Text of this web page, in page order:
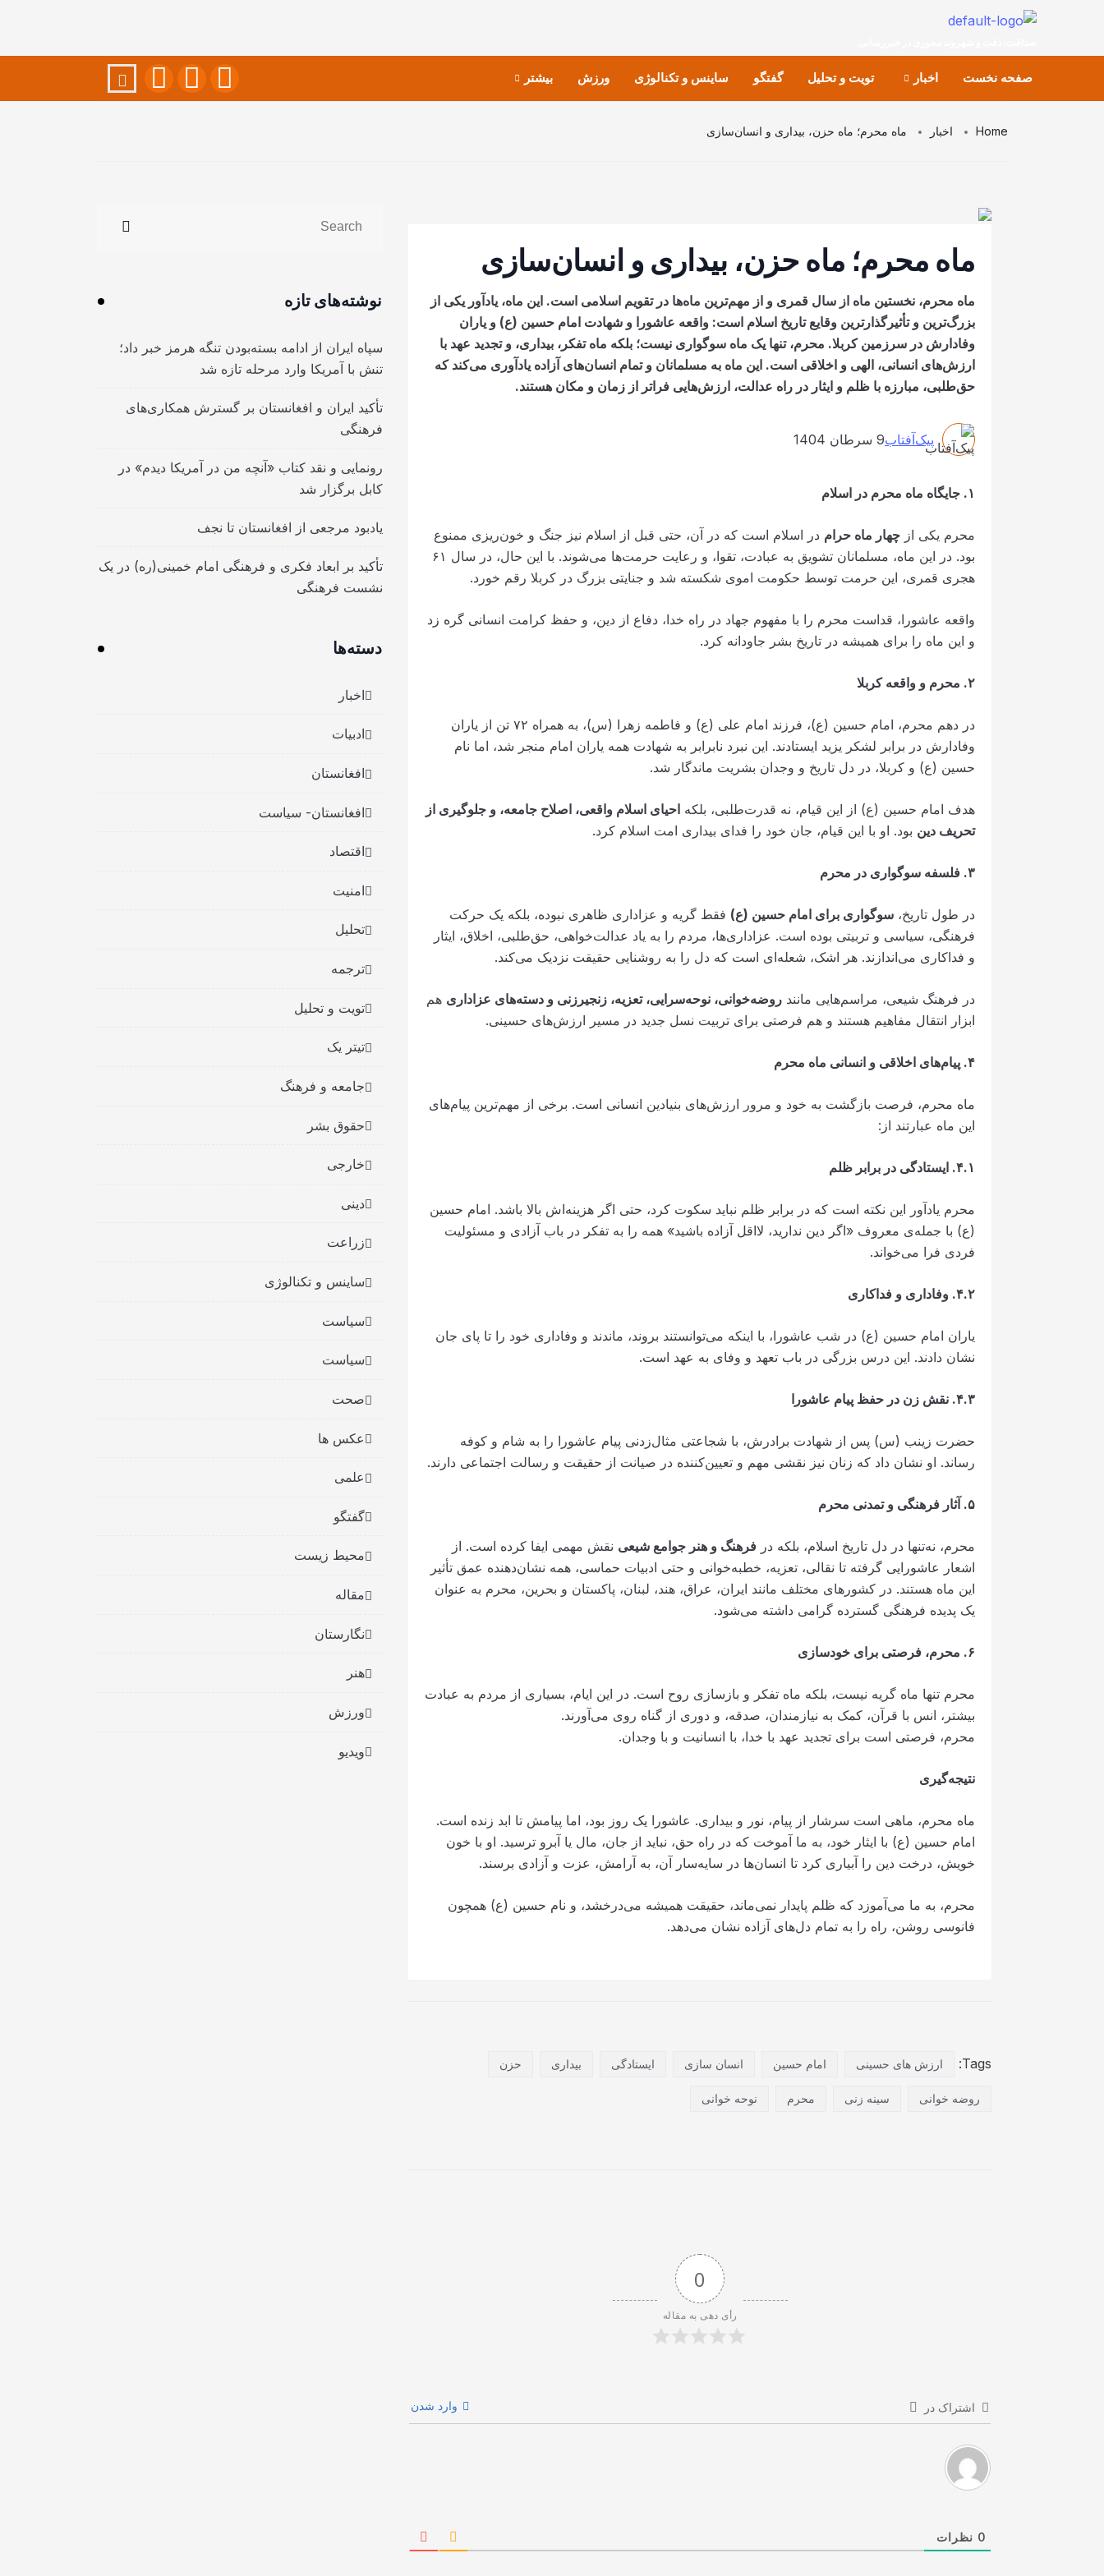
صفحه نخست اخبار تویت و تحلیل گفتگو ساینس و تکنالوژی ورزش بیشتر
Home اخبار ماه محرم؛ ماه حزن، بیداری و انسان‌سازی
ماه محرم؛ ماه حزن، بیداری و انسان‌سازی
ماه محرم، نخستین ماه از سال قمری و از مهم‌ترین ماه‌ها در تقویم اسلامی است. این ماه، یادآور یکی از
بزرگ‌ترین و تأثیرگذارترین وقایع تاریخ اسلام است: واقعه عاشورا و شهادت امام حسین (ع) و یاران
وفادارش در سرزمین کربلا. محرم، تنها یک ماه سوگواری نیست؛ بلکه ماه تفکر، بیداری، و تجدید عهد با
ارزش‌های انسانی، الهی و اخلاقی است. این ماه به مسلمانان و تمام انسان‌های آزاده یادآوری می‌کند که
حق‌طلبی، مبارزه با ظلم و ایثار در راه عدالت، ارزش‌هایی فراتر از زمان و مکان هستند.
پیک‌آفتاب9 سرطان 1404
۱. جایگاه ماه محرم در اسلام
محرم یکی از چهار ماه حرام در اسلام است که در آن، حتی قبل از اسلام نیز جنگ و خون‌ریزی ممنوع
بود. در این ماه، مسلمانان تشویق به عبادت، تقوا، و رعایت حرمت‌ها می‌شوند. با این حال، در سال ۶۱
هجری قمری، این حرمت توسط حکومت اموی شکسته شد و جنایتی بزرگ در کربلا رقم خورد.
واقعه عاشورا، قداست محرم را با مفهوم جهاد در راه خدا، دفاع از دین، و حفظ کرامت انسانی گره زد
و این ماه را برای همیشه در تاریخ بشر جاودانه کرد.
۲. محرم و واقعه کربلا
در دهم محرم، امام حسین (ع)، فرزند امام علی (ع) و فاطمه زهرا (س)، به همراه ۷۲ تن از یاران
وفادارش در برابر لشکر یزید ایستادند. این نبرد نابرابر به شهادت همه یاران امام منجر شد، اما نام
حسین (ع) و کربلا، در دل تاریخ و وجدان بشریت ماندگار شد.
هدف امام حسین (ع) از این قیام، نه قدرت‌طلبی، بلکه احیای اسلام واقعی، اصلاح جامعه، و جلوگیری از
تحریف دین بود. او با این قیام، جان خود را فدای بیداری امت اسلام کرد.
۳. فلسفه سوگواری در محرم
در طول تاریخ، سوگواری برای امام حسین (ع) فقط گریه و عزاداری ظاهری نبوده، بلکه یک حرکت
فرهنگی، سیاسی و تربیتی بوده است. عزاداری‌ها، مردم را به یاد عدالت‌خواهی، حق‌طلبی، اخلاق، ایثار
و فداکاری می‌اندازند. هر اشک، شعله‌ای است که دل را به روشنایی حقیقت نزدیک می‌کند.
در فرهنگ شیعی، مراسم‌هایی مانند روضه‌خوانی، نوحه‌سرایی، تعزیه، زنجیرزنی و دسته‌های عزاداری هم
ابزار انتقال مفاهیم هستند و هم فرصتی برای تربیت نسل جدید در مسیر ارزش‌های حسینی.
۴. پیام‌های اخلاقی و انسانی ماه محرم
ماه محرم، فرصت بازگشت به خود و مرور ارزش‌های بنیادین انسانی است. برخی از مهم‌ترین پیام‌های
این ماه عبارتند از:
۴.۱. ایستادگی در برابر ظلم
محرم یادآور این نکته است که در برابر ظلم نباید سکوت کرد، حتی اگر هزینه‌اش بالا باشد. امام حسین
(ع) با جمله‌ی معروف «اگر دین ندارید، لااقل آزاده باشید» همه را به تفکر در باب آزادی و مسئولیت
فردی فرا می‌خواند.
۴.۲. وفاداری و فداکاری
یاران امام حسین (ع) در شب عاشورا، با اینکه می‌توانستند بروند، ماندند و وفاداری خود را تا پای جان
نشان دادند. این درس بزرگی در باب تعهد و وفای به عهد است.
۴.۳. نقش زن در حفظ پیام عاشورا
حضرت زینب (س) پس از شهادت برادرش، با شجاعتی مثال‌زدنی پیام عاشورا را به شام و کوفه
رساند. او نشان داد که زنان نیز نقشی مهم و تعیین‌کننده در صیانت از حقیقت و رسالت اجتماعی دارند.
۵. آثار فرهنگی و تمدنی محرم
محرم، نه‌تنها در دل تاریخ اسلام، بلکه در فرهنگ و هنر جوامع شیعی نقش مهمی ایفا کرده است. از
اشعار عاشورایی گرفته تا نقالی، تعزیه، خطبه‌خوانی و حتی ادبیات حماسی، همه نشان‌دهنده عمق تأثیر
این ماه هستند. در کشورهای مختلف مانند ایران، عراق، هند، لبنان، پاکستان و بحرین، محرم به عنوان
یک پدیده فرهنگی گسترده گرامی داشته می‌شود.
۶. محرم، فرصتی برای خودسازی
محرم تنها ماه گریه نیست، بلکه ماه تفکر و بازسازی روح است. در این ایام، بسیاری از مردم به عبادت
بیشتر، انس با قرآن، کمک به نیازمندان، صدقه، و دوری از گناه روی می‌آورند.
محرم، فرصتی است برای تجدید عهد با خدا، با انسانیت و با وجدان.
نتیجه‌گیری
ماه محرم، ماهی است سرشار از پیام، نور و بیداری. عاشورا یک روز بود، اما پیامش تا ابد زنده است.
امام حسین (ع) با ایثار خود، به ما آموخت که در راه حق، نباید از جان، مال یا آبرو ترسید. او با خون
خویش، درخت دین را آبیاری کرد تا انسان‌ها در سایه‌سار آن، به آرامش، عزت و آزادی برسند.
محرم، به ما می‌آموزد که ظلم پایدار نمی‌ماند، حقیقت همیشه می‌درخشد، و نام حسین (ع) همچون
فانوسی روشن، راه را به تمام دل‌های آزاده نشان می‌دهد.
Tags: ارزش های حسینی امام حسین انسان سازی ایستادگی بیداری حزن
روضه خوانی سینه زنی محرم نوحه خوانی
0
رأی دهی به مقاله
اشتراک در وارد شدن
0 نظرات
نوشته‌های تازه
سپاه ایران از ادامه بسته‌بودن تنگه هرمز خبر داد؛
تنش با آمریکا وارد مرحله تازه شد
تأکید ایران و افغانستان بر گسترش همکاری‌های
فرهنگی
رونمایی و نقد کتاب «آنچه من در آمریکا دیدم» در
کابل برگزار شد
یادبود مرجعی از افغانستان تا نجف
تأکید بر ابعاد فکری و فرهنگی امام خمینی(ره) در یک
نشست فرهنگی
دسته‌ها
اخبار
ادبیات
افغانستان
افغانستان- سیاست
اقتصاد
امنیت
تحلیل
ترجمه
تویت و تحلیل
تیتر یک
جامعه و فرهنگ
حقوق بشر
خارجی
دینی
زراعت
ساینس و تکنالوژی
سیاست
سیاست
صحت
عکس ها
علمی
گفتگو
محیط زیست
مقاله
نگارستان
هنر
ورزش
ویدیو